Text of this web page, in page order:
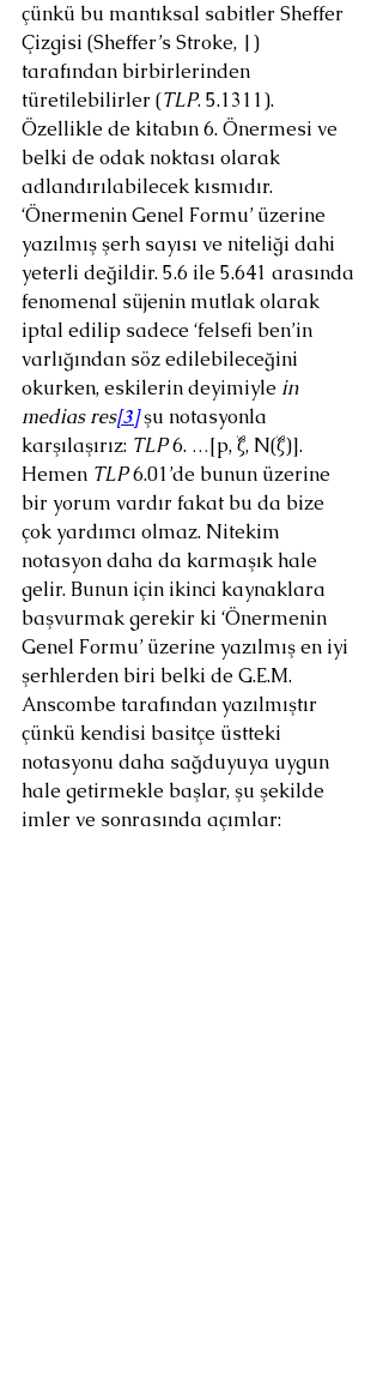
çünkü bu mantıksal sabitler Sheffer
Çizgisi (Sheffer’s Stroke, |)
tarafından birbirlerinden
türetilebilirler (TLP. 5.1311).
Özellikle de kitabın 6. Önermesi ve
belki de odak noktası olarak
adlandırılabilecek kısmıdır.
‘Önermenin Genel Formu’ üzerine
yazılmış şerh sayısı ve niteliği dahi
yeterli değildir. 5.6 ile 5.641 arasında
fenomenal süjenin mutlak olarak
iptal edilip sadece ‘felsefi ben’in
varlığından söz edilebileceğini
okurken, eskilerin deyimiyle in
medias res[3] şu notasyonla
karşılaşırız: TLP 6. …[p, ξ, N(ξ)].
Hemen TLP 6.01’de bunun üzerine
bir yorum vardır fakat bu da bize
çok yardımcı olmaz. Nitekim
notasyon daha da karmaşık hale
gelir. Bunun için ikinci kaynaklara
başvurmak gerekir ki ‘Önermenin
Genel Formu’ üzerine yazılmış en iyi
şerhlerden biri belki de G.E.M.
Anscombe tarafından yazılmıştır
çünkü kendisi basitçe üstteki
notasyonu daha sağduyuya uygun
hale getirmekle başlar, şu şekilde
imler ve sonrasında açımlar: